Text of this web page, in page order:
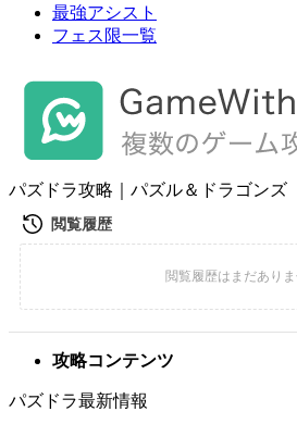
最強アシスト
フェス限一覧
パズドラ攻略｜パズル＆ドラゴンズ
攻略コンテンツ
パズドラ最新情報